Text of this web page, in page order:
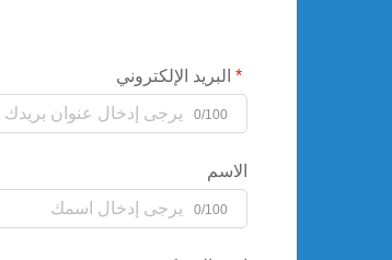
البريد الإلكتروني
0/100
الاسم
0/100